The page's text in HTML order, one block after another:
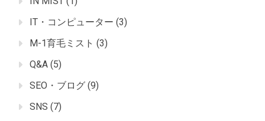
IT・コンピューター (3)
M-1育毛ミスト (3)
Q&A (5)
SEO・ブログ (9)
SNS (7)